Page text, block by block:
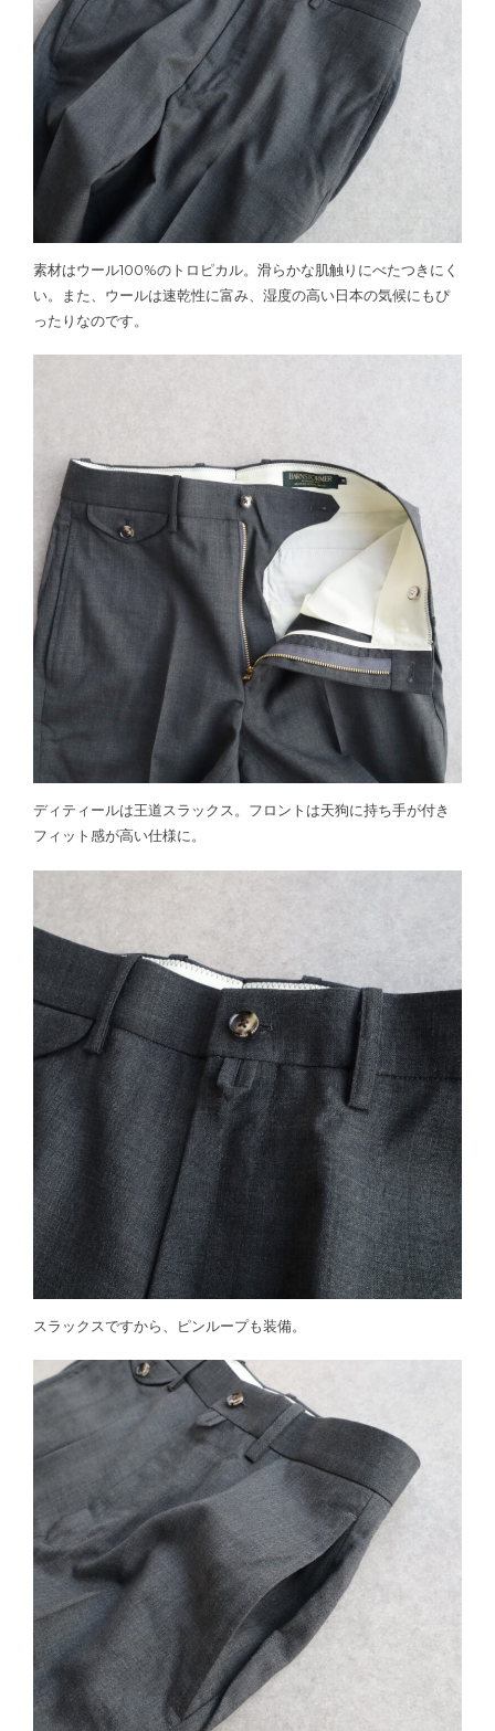
素材はウール100%のトロピカル。滑らかな肌触りにべたつきにく
い。また、ウールは速乾性に富み、湿度の高い日本の気候にもぴ
ったりなのです。
ディティールは王道スラックス。フロントは天狗に持ち手が付き
フィット感が高い仕様に。
スラックスですから、ピンループも装備。